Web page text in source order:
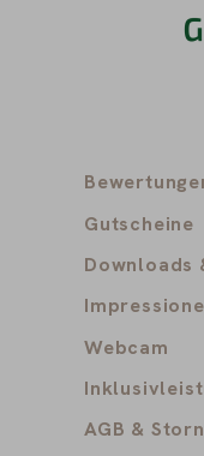
Gutscheine
Downloads
Webcam
AGB &